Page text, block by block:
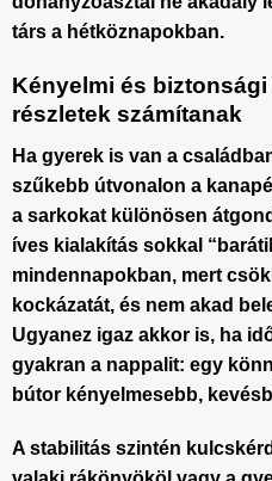
társ a hétköznapokban.
Kényelmi és
részletek számítanak
Ha gyerek is van a
szűkebb útvonalon a
a sarkokat különösen
íves kialakítás sokkal
mindennapokban, mert
kockázatát, és nem akad
Ugyanez igaz akkor is, ha
gyakran a nappalit: egy
bútor kényelmesebb,
A stabilitás szintén